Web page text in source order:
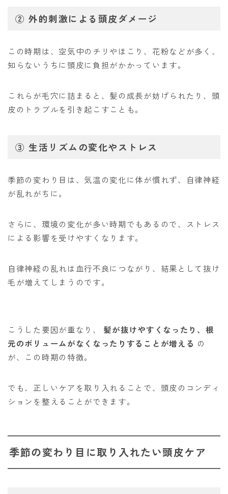
② 外的刺激による頭皮ダメージ
この時期は、空気中のチリやほこり、花粉などが多く、
知らないうちに頭皮に負担がかかっています。
これらが毛穴に詰まると、髪の成長が妨げられたり、頭
皮のトラブルを引き起こすことも。
③ 生活リズムの変化やストレス
季節の変わり目は、気温の変化に体が慣れず、自律神経
が乱れがちに。
さらに、環境の変化が多い時期でもあるので、ストレス
による影響を受けやすくなります。
自律神経の乱れは血行不良につながり、結果として抜け
毛が増えてしまうのです。
こうした要因が重なり、 髪が抜けやすくなったり、根
元のボリュームがなくなったりすることが増える の
が、この時期の特徴。
でも、正しいケアを取り入れることで、頭皮のコンディ
ションを整えることができます。
季節の変わり目に取り入れたい頭皮ケア